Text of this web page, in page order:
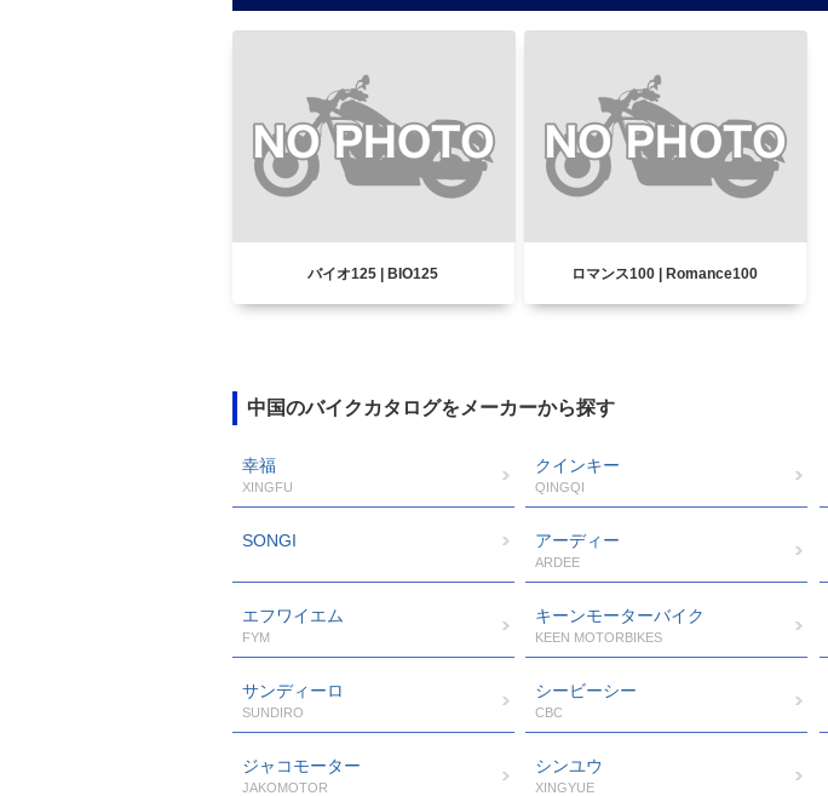
バイオ125 | BIO125 ロマンス100 | Romance100
中国のバイクカタログをメーカーから探す
幸福
XINGFU
クインキー
QINGQI
SONGI アーディー
ARDEE
エフワイエム
FYM
キーンモーターバイク
KEEN MOTORBIKES
サンディーロ
SUNDIRO
シービーシー
CBC
ジャコモーター
JAKOMOTOR
シンユウ
XINGYUE